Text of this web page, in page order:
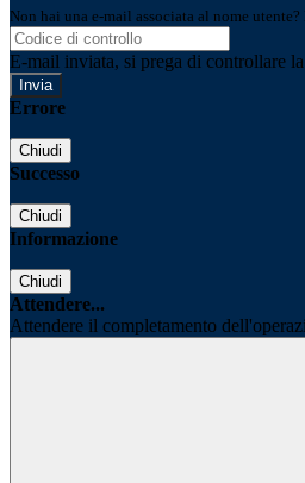
Non hai una e-mail associata al nome
E-mail inviata, si prega di controllare
Errore
Chiudi
Successo
Chiudi
Informazione
Chiudi
Attendere...
Attendere il completamento